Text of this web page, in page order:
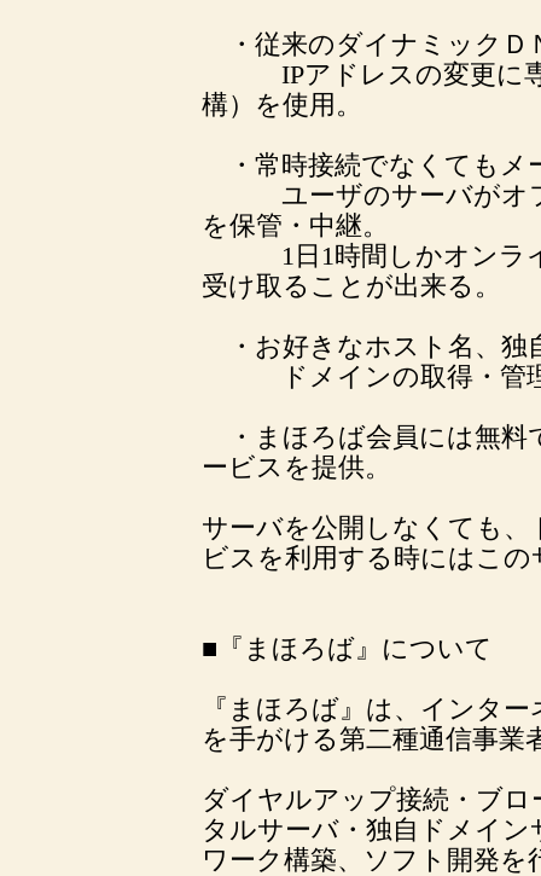
・従来のダイナミックＤ
IPアドレスの変更に専
構）を使用。
・常時接続でなくてもメ
ユーザのサーバがオフ
を保管・中継。
1日1時間しかオンライ
受け取ることが出来る。
・お好きなホスト名、独
ドメインの取得・管理
・まほろば会員には無料
ービスを提供。
サーバを公開しなくても
ビスを利用する時にはこ
■『まほろば』について
『まほろば』は、インタ
を手がける第二種通信事業
ダイヤルアップ接続・ブ
タルサーバ・独自ドメイ
ワーク構築、ソフト開発を